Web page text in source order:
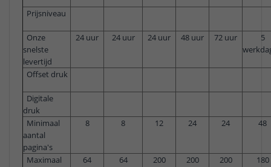
Prijsniveau
Onze
snelste
levertijd
24 uur 24 uur 24 uur 48 uur 72 uur
5
Offset druk
Digitale
druk
Minimaal
aantal
pagina's
8 8 12 24 24 48
Maximaal
64 64 200 200 200 180